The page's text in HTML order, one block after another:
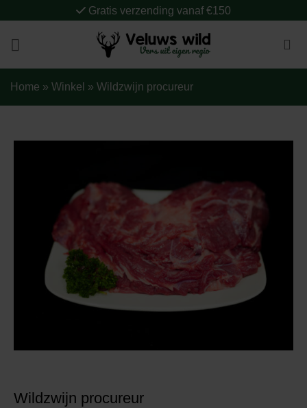
inhoud
Gratis verzending vanaf €150
Home » Winkel » Wildzwijn procureur
Wildzwijn procureur